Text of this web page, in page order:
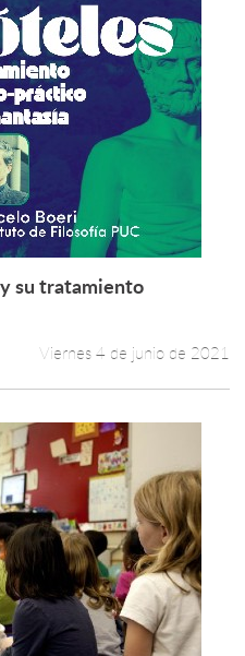
Leer más +
su tratamiento
Viernes 4 de junio de 2021